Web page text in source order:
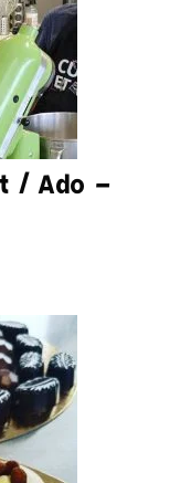
/ Ado –